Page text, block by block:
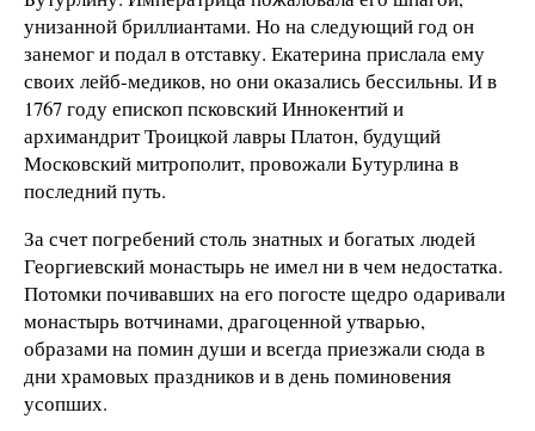
унизанной бриллиантами. Но на следующий год он
занемог и подал в отставку. Екатерина прислала ему
своих лейб-медиков, но они оказались бессильны. И в
1767 году епископ псковский Иннокентий и
архимандрит Троицкой лавры Платон, будущий
Московский митрополит, провожали Бутурлина в
последний путь.
За счет погребений столь знатных и богатых людей
Георгиевский монастырь не имел ни в чем недостатка.
Потомки почивавших на его погосте щедро одаривали
монастырь вотчинами, драгоценной утварью,
образами на помин души и всегда приезжали сюда в
дни храмовых праздников и в день поминовения
усопших.